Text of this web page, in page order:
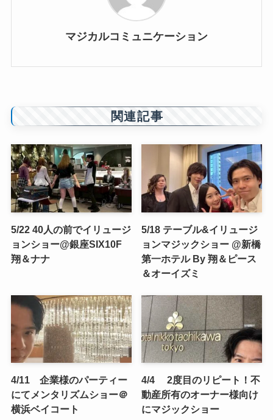
マジカルコミュニケーション
関連記事
5/22 40人の前でイリュージ
ョンショー@銀座SIX10F
翔＆ナナ
5/18 テーブル&イリュージ
ョンマジックショー @新橋
第一ホテル By 翔＆ピース
＆オーイズミ
4/11 企業様のパーティー
にてメンタリズムショー＠
横浜ベイコート
4/4 2度目のリピート！不
動産所有のオーナー様向け
にマジックショー